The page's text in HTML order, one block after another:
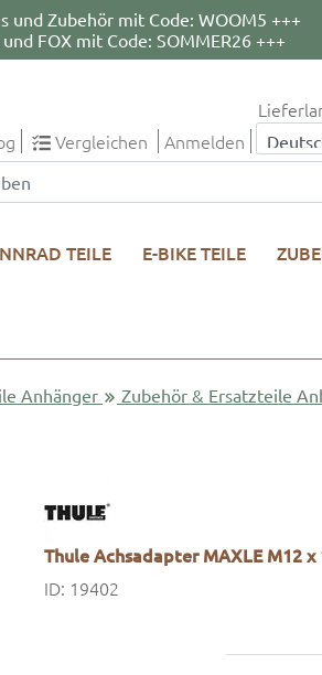
und Zubehör mit Code: WOOM5 +++
FOX mit Code: SOMMER26 +++
Vergleichen Anmelden
TEILE E-BIKE TEILE
Anhänger Zubehör & Ersatzteile
Thule Achsadapter MAXLE M12
ID: 19402